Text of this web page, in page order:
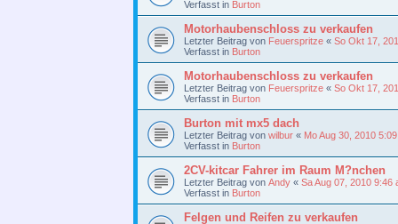
Verfasst in Burton
Motorhaubenschloss zu verkaufen
Letzter Beitrag von Feuerspritze « So Okt 17,
Verfasst in Burton
Motorhaubenschloss zu verkaufen
Letzter Beitrag von Feuerspritze « So Okt 17,
Verfasst in Burton
Burton mit mx5 dach
Letzter Beitrag von wilbur « Mo Aug 30, 2010
Verfasst in Burton
2CV-kitcar Fahrer im Raum M?nchen
Letzter Beitrag von Andy « Sa Aug 07, 2010 9:46
Verfasst in Burton
Felgen und Reifen zu verkaufen